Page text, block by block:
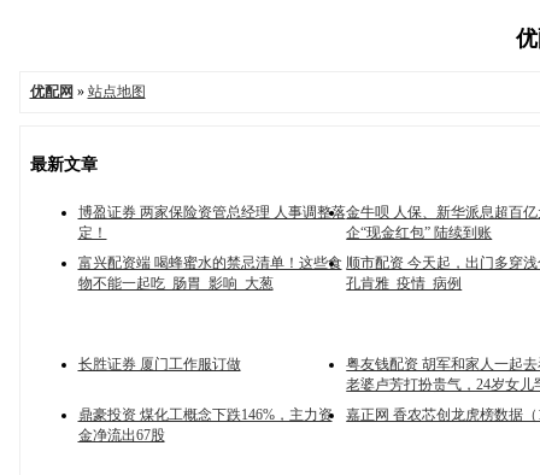
优配网 » 站点地图
最新文章
博盈证券 两家保险资管总经理 人事调整落
定！
金牛呗 人保、新华派息超百
企“现金红包” 陆续到账
富兴配资端 喝蜂蜜水的禁忌清单！这些食
物不能一起吃_肠胃_影响_大葱
顺市配资 今天起，出门多穿
孔肯雅_疫情_病例
长胜证券 厦门工作服订做
粤友钱配资 胡军和家人一起
老婆卢芳打扮贵气，24岁女儿
鼎豪投资 煤化工概念下跌146%，主力资
金净流出67股
嘉正网 香农芯创龙虎榜数据（